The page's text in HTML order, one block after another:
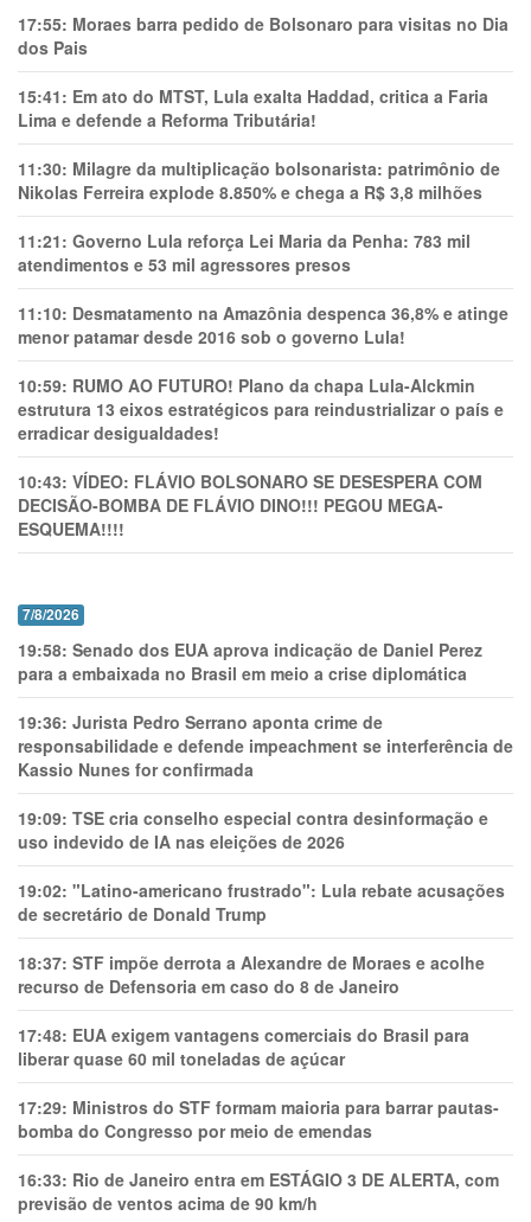
17:55: Moraes barra pedido de Bolsonaro para visitas no Dia
dos Pais
15:41: Em ato do MTST, Lula exalta Haddad, critica a Faria
Lima e defende a Reforma Tributária!
11:30: Milagre da multiplicação bolsonarista: patrimônio de
Nikolas Ferreira explode 8.850% e chega a R$ 3,8 milhões
11:21: Governo Lula reforça Lei Maria da Penha: 783 mil
atendimentos e 53 mil agressores presos
11:10: Desmatamento na Amazônia despenca 36,8% e atinge
menor patamar desde 2016 sob o governo Lula!
10:59: RUMO AO FUTURO! Plano da chapa Lula-Alckmin
estrutura 13 eixos estratégicos para reindustrializar o país e
erradicar desigualdades!
10:43: VÍDEO: FLÁVIO BOLSONARO SE DESESPERA COM
DECISÃO-BOMBA DE FLÁVIO DINO!!! PEGOU MEGA-
ESQUEMA!!!!
7/8/2026
19:58: Senado dos EUA aprova indicação de Daniel Perez
para a embaixada no Brasil em meio a crise diplomática
19:36: Jurista Pedro Serrano aponta crime de
responsabilidade e defende impeachment se interferência de
Kassio Nunes for confirmada
19:09: TSE cria conselho especial contra desinformação e
uso indevido de IA nas eleições de 2026
19:02: "Latino-americano frustrado": Lula rebate acusações
de secretário de Donald Trump
18:37: STF impõe derrota a Alexandre de Moraes e acolhe
recurso de Defensoria em caso do 8 de Janeiro
17:48: EUA exigem vantagens comerciais do Brasil para
liberar quase 60 mil toneladas de açúcar
17:29: Ministros do STF formam maioria para barrar pautas-
bomba do Congresso por meio de emendas
16:33: Rio de Janeiro entra em ESTÁGIO 3 DE ALERTA, com
previsão de ventos acima de 90 km/h